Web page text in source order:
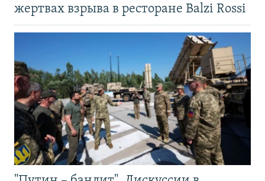
жертвах взрыва в ресторане Balzi Rossi